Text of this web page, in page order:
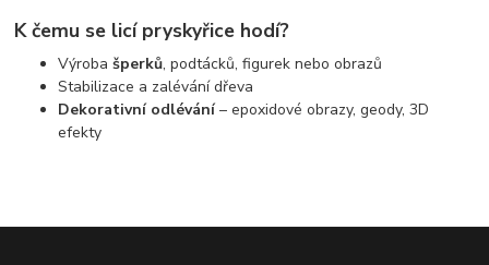
K čemu se licí pryskyřice hodí?
Výrobašperků, podtácků, figurek nebo obrazů
Stabilizace a zalévání dřeva
Dekorativní odlévání– epoxidové obrazy, geody, 3D
efekty